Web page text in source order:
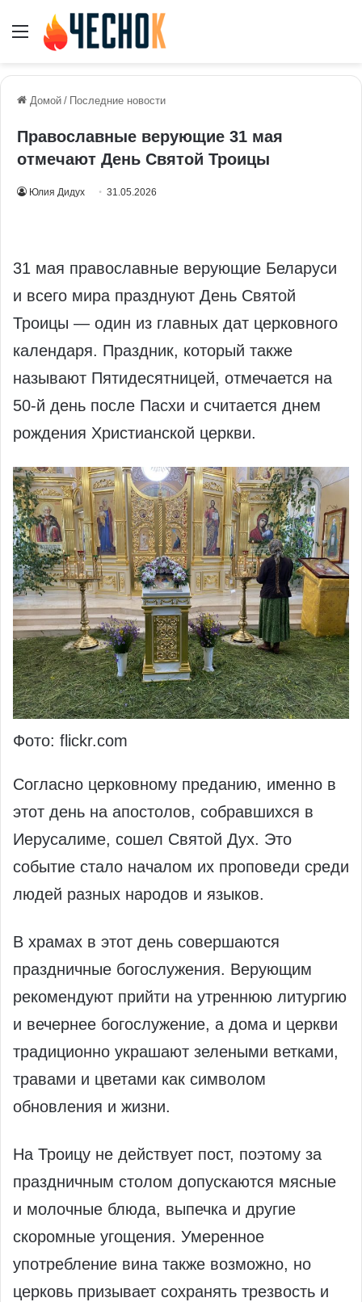
Меню
Домой / Последние новости
Православные верующие 31 мая
отмечают День Святой Троицы
Юлия Дидух 31.05.2026
31 мая православные верующие Беларуси
и всего мира празднуют День Святой
Троицы — один из главных дат церковного
календаря. Праздник, который также
называют Пятидесятницей, отмечается на
50-й день после Пасхи и считается днем
рождения Христианской церкви.
Фото: flickr.com
Согласно церковному преданию, именно в
этот день на апостолов, собравшихся в
Иерусалиме, сошел Святой Дух. Это
событие стало началом их проповеди среди
людей разных народов и языков.
В храмах в этот день совершаются
праздничные богослужения. Верующим
рекомендуют прийти на утреннюю литургию
и вечернее богослужение, а дома и церкви
традиционно украшают зелеными ветками,
травами и цветами как символом
обновления и жизни.
На Троицу не действует пост, поэтому за
праздничным столом допускаются мясные
и молочные блюда, выпечка и другие
скоромные угощения. Умеренное
употребление вина также возможно, но
церковь призывает сохранять трезвость и